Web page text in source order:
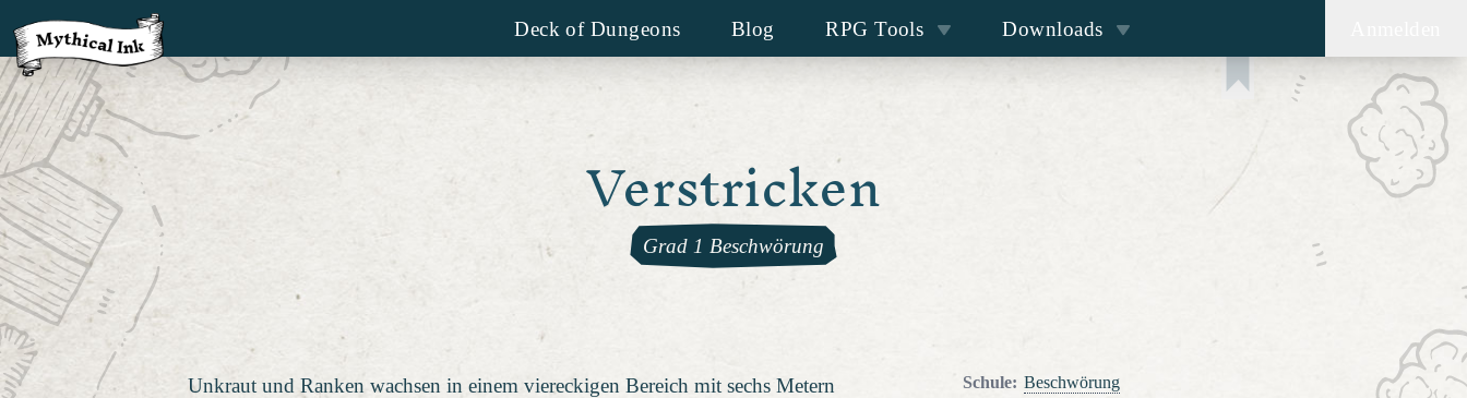
Deck of Dungeons Blog RPG Tools Downloads
Verstricken
Grad 1 Beschwörung
Unkraut und Ranken wachsen in einem viereckigen Bereich mit sechs Metern
Schule: Beschwörung